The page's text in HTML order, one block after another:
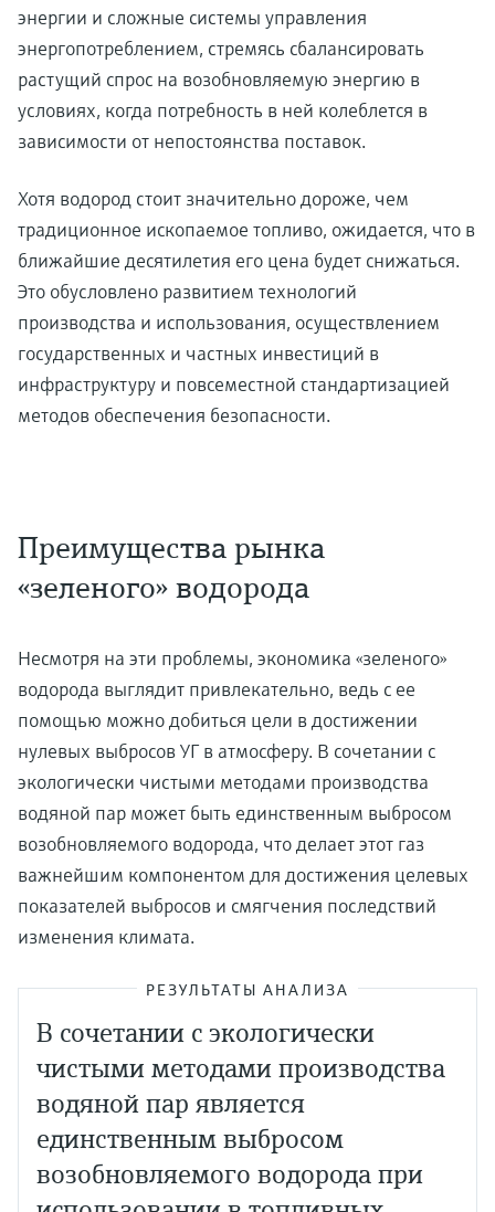
энергии и сложные системы управления
энергопотреблением, стремясь сбалансировать
растущий спрос на возобновляемую энергию в
условиях, когда потребность в ней колеблется в
зависимости от непостоянства поставок.
Хотя водород стоит значительно дороже, чем
традиционное ископаемое топливо, ожидается, что в
ближайшие десятилетия его цена будет снижаться.
Это обусловлено развитием технологий
производства и использования, осуществлением
государственных и частных инвестиций в
инфраструктуру и повсеместной стандартизацией
методов обеспечения безопасности.
Преимущества рынка
«зеленого» водорода
Несмотря на эти проблемы, экономика «зеленого»
водорода выглядит привлекательно, ведь с ее
помощью можно добиться цели в достижении
нулевых выбросов УГ в атмосферу. В сочетании с
экологически чистыми методами производства
водяной пар может быть единственным выбросом
возобновляемого водорода, что делает этот газ
важнейшим компонентом для достижения целевых
показателей выбросов и смягчения последствий
изменения климата.
РЕЗУЛЬТАТЫ АНАЛИЗА
В сочетании с экологически
чистыми методами производства
водяной пар является
единственным выбросом
возобновляемого водорода при